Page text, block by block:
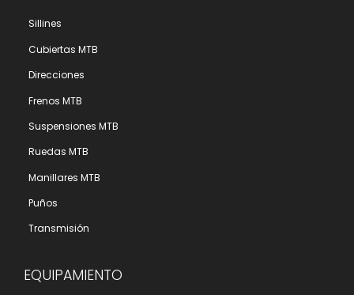
Sillines
Cubiertas MTB
Direcciones
Frenos MTB
Suspensiones MTB
Ruedas MTB
Manillares MTB
Puños
Transmisión
EQUIPAMIENTO